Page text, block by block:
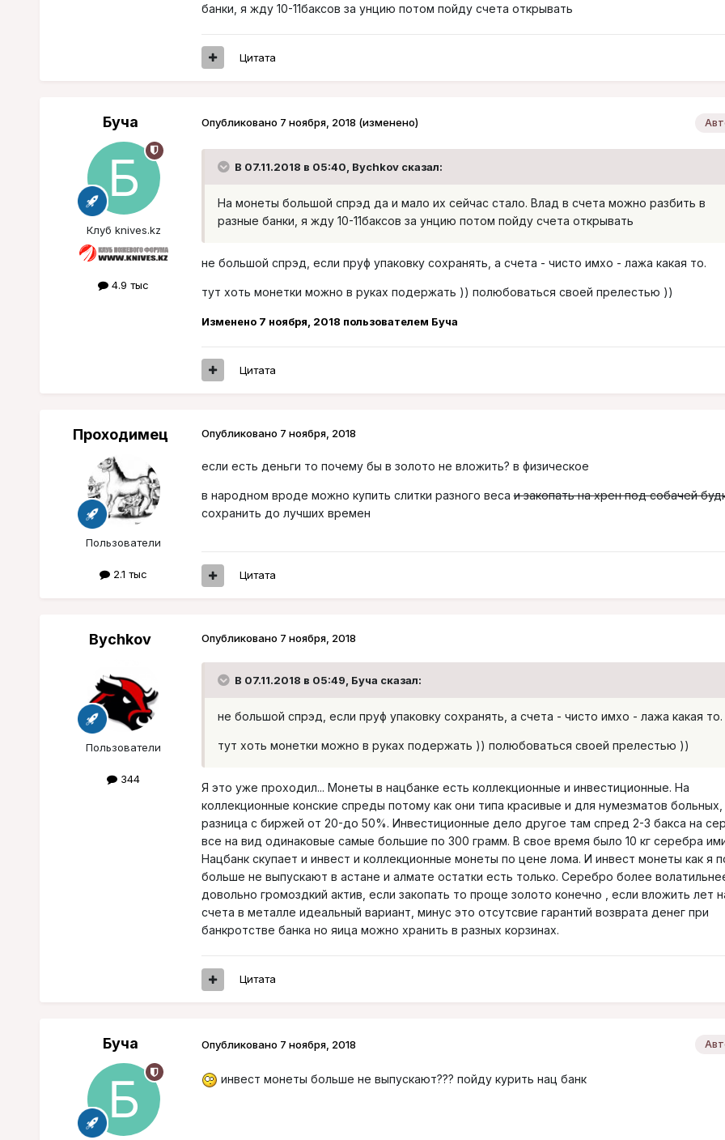
банки, я жду 10-11баксов за унцию потом пойду счета открывать
Цитата
Буча
Клуб knives.kz
4.9 тыс
Опубликовано 7 ноября, 2018 (изменено)
В 07.11.2018 в 05:40, Bychkovсказал:
На монеты большой спрэд да и мало их сейчас стало. Влад в счета можно разбить в
разные банки, я жду 10-11баксов за унцию потом пойду счета открывать
не большой спрэд, если пруф упаковку сохранять, а счета - чисто имхо - лажа какая то.
тут хоть монетки можно в руках подержать )) полюбоваться своей прелестью ))
Изменено 7 ноября, 2018 пользователем Буча
Цитата
Проходимец
Пользователи
2.1 тыс
Опубликовано 7 ноября, 2018
если есть деньги то почему бы в золото не вложить? в физическое
в народном вроде можно купить слитки разного весаи закопать на хрен под собачей
сохранить до лучших времен
Цитата
Bychkov
Пользователи
344
Опубликовано 7 ноября, 2018
В 07.11.2018 в 05:49, Буча сказал:
не большой спрэд, если пруф упаковку сохранять, а счета - чисто имхо - лажа какая то.
тут хоть монетки можно в руках подержать )) полюбоваться своей прелестью ))
Я это уже проходил... Монеты в нацбанке есть коллекционные и инвестиционные. На
коллекционные конские спреды потому как они типа красивые и для нумезматов больных,
разница с биржей от 20-до 50%. Инвестиционные дело другое там спред 2-3 бакса на
все на вид одинаковые самые большие по 300 грамм. В свое время было 10 кг серебра
Нацбанк скупает и инвест и коллекционные монеты по цене лома. И инвест монеты как я
больше не выпускают в астане и алмате остатки есть только. Серебро более
довольно громоздкий актив, если закопать то проще золото конечно , если вложить лет
счета в металле идеальный вариант, минус это отсутсвие гарантий возврата денег при
банкротстве банка но яица можно хранить в разных корзинах.
Цитата
Буча Опубликовано 7 ноября, 2018
инвест монеты больше не выпускают??? пойду курить нац банк